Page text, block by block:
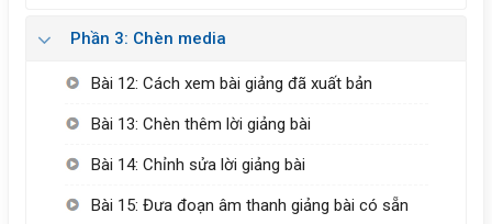
Phần 3: Chèn media
Bài 12: Cách xem bài giảng đã xuất bản
Bài 13: Chèn thêm lời giảng bài
Bài 14: Chỉnh sửa lời giảng bài
Bài 15: Đưa đoạn âm thanh giảng bài có sẵn